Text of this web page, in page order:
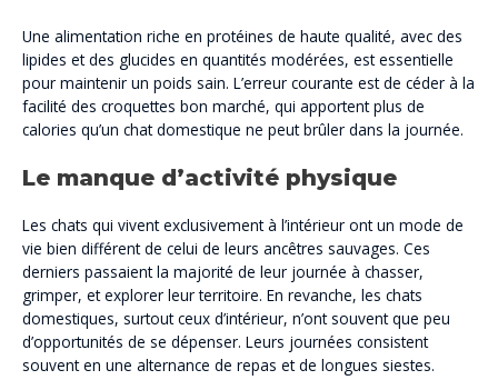
Une alimentation riche en protéines de haute qualité, avec des
lipides et des glucides en quantités modérées, est essentielle
pour maintenir un poids sain. L’erreur courante est de céder à la
facilité des croquettes bon marché, qui apportent plus de
calories qu’un chat domestique ne peut brûler dans la journée.
Le manque d’activité physique
Les chats qui vivent exclusivement à l’intérieur ont un mode de
vie bien différent de celui de leurs ancêtres sauvages. Ces
derniers passaient la majorité de leur journée à chasser,
grimper, et explorer leur territoire. En revanche, les chats
domestiques, surtout ceux d’intérieur, n’ont souvent que peu
d’opportunités de se dépenser. Leurs journées consistent
souvent en une alternance de repas et de longues siestes.